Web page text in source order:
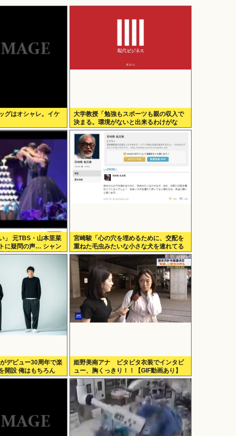
グはオシャレ。イケ
大学教授「勉強もスポーツも親の収入で
決まる。環境がないと出来るわけがな
い」
」 元TBS・山本里菜
に疑問の声… シャン
式も結婚生活は4年半
宮崎駿「心の穴を埋めるために、交配を
重ねた毛虫みたいな小さな犬を連れてる
人、本当に醜い」←これどう思う？
デビュー30周年で楽
開設 俺はもちろん
入れてきたぞ
姫野美南アナ ピタピタ衣装でインタビ
ュー、胸くっきり！！【GIF動画あり】